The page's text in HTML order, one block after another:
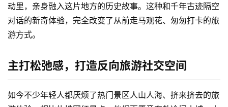
动里，亲身融入这片地方的历史故事。这种和千年古迹隔空
对话的新奇体验，完全改变了从前走马观花、匆匆打卡的旅
游方式。
主打松弛感，打造反向旅游社交空间
如今不少年轻人都厌烦了热门景区人山人海、挤来挤去的旅